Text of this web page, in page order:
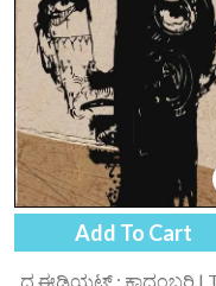
Add To Cart